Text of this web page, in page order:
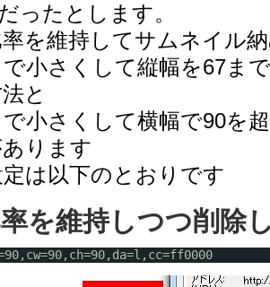
ったとします。
を維持してサムネイル
小さくして縦幅を67ま
と
小さくして横幅で90を
ります
は以下のとおりです
を維持しつつ削除